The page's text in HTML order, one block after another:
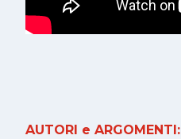
AUTORI e ARGOMENTI: